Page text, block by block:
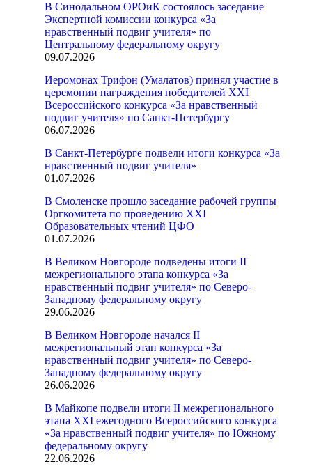
В Синодальном ОРОиК состоялось заседание
Экспертной комиссии конкурса «За
нравственный подвиг учителя» по
Центральному федеральному округу
09.07.2026
Иеромонах Трифон (Умалатов) принял участие в
церемонии награждения победителей XXI
Всероссийского конкурса «За нравственный
подвиг учителя» по Санкт-Петербургу
06.07.2026
В Санкт-Петербурге подвели итоги конкурса «За
нравственный подвиг учителя»
01.07.2026
В Смоленске прошло заседание рабочей группы
Оргкомитета по проведению XXI
Образовательных чтений ЦФО
01.07.2026
В Великом Новгороде подведены итоги II
межрегионального этапа конкурса «За
нравственный подвиг учителя» по Северо-
Западному федеральному округу
29.06.2026
В Великом Новгороде начался II
межрегиональный этап конкурса «За
нравственный подвиг учителя» по Северо-
Западному федеральному округу
26.06.2026
В Майкопе подвели итоги II межрегионального
этапа XXI ежегодного Всероссийского конкурса
«За нравственный подвиг учителя» по Южному
федеральному округу
22.06.2026